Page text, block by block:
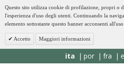
Questo sito utilizza cookie di profilazione, propri o
l'esperienza d'uso degli utenti. Continuando la
elemento sottostante questo banner acconsenti
Accetto Maggiori informazioni
ita por fra